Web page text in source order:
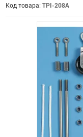
Код товара: TPI-208A